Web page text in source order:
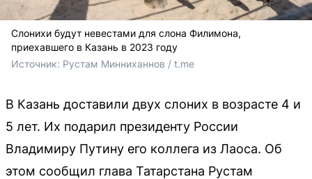
Слонихи будут невестами для слона Филимона,
приехавшего в Казань в 2023 году
Источник: Рустам Минниханнов / t.me
В Казань доставили двух слоних в возрасте 4 и
5 лет. Их подарил президенту России
Владимиру Путину его коллега из Лаоса. Об
этом сообщил глава Татарстана Рустам